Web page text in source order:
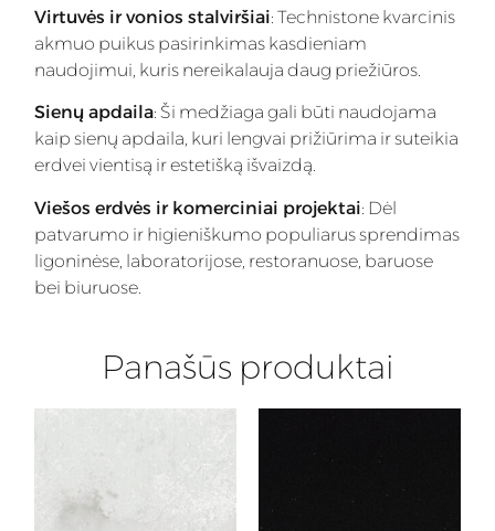
Virtuvės ir vonios stalviršiai: Technistone kvarcinis
akmuo puikus pasirinkimas kasdieniam
naudojimui, kuris nereikalauja daug priežiūros.
Sienų apdaila: Ši medžiaga gali būti naudojama
kaip sienų apdaila, kuri lengvai prižiūrima ir suteikia
erdvei vientisą ir estetišką išvaizdą.
Viešos erdvės ir komerciniai projektai: Dėl
patvarumo ir higieniškumo populiarus sprendimas
ligoninėse, laboratorijose, restoranuose, baruose
bei biuruose.
Panašūs produktai